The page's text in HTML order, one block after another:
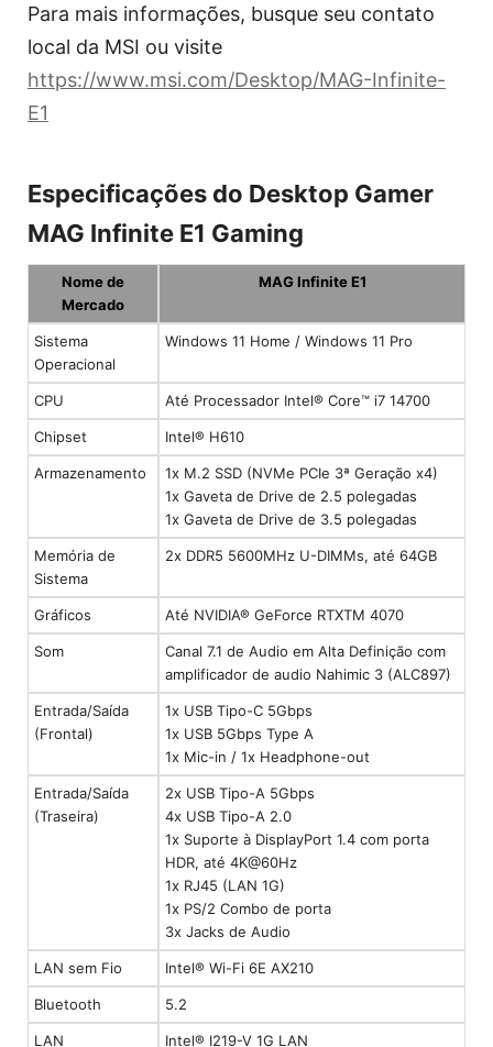
Para mais informações, busque seu contato
local da MSI ou visite
https://www.msi.com/Desktop/MAG-Infinite-
E1
Especificações do Desktop Gamer
MAG Infinite E1 Gaming
Nome de
Mercado
MAG Infinite E1
Sistema
Operacional
Windows 11 Home / Windows 11 Pro
CPU Até Processador Intel® Core™ i7 14700
Chipset Intel® H610
Armazenamento
1x M.2 SSD (NVMe PCIe 3ª Geração x4)
1x Gaveta de Drive de 2.5 polegadas
1x Gaveta de Drive de 3.5 polegadas
Memória de
Sistema
2x DDR5 5600MHz U-DIMMs, até 64GB
Gráficos Até NVIDIA® GeForce RTXTM 4070
Som
Canal 7.1 de Audio em Alta Definição com
amplificador de audio Nahimic 3 (ALC897)
Entrada/Saída
(Frontal)
1x USB Tipo-C 5Gbps
1x USB 5Gbps Type A
1x Mic-in / 1x Headphone-out
Entrada/Saída
(Traseira)
2x USB Tipo-A 5Gbps
4x USB Tipo-A 2.0
1x Suporte à DisplayPort 1.4 com porta
HDR, até 4K@60Hz
1x RJ45 (LAN 1G)
1x PS/2 Combo de porta
3x Jacks de Audio
LAN sem Fio Intel® Wi-Fi 6E AX210
Bluetooth 5.2
LAN Intel® I219-V 1G LAN